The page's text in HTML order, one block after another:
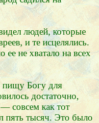
людей, которые
и те исцелялись.
не хватало на всех
пищу Богу для
достаточно,
совсем как тот
пять тысяч. Это было